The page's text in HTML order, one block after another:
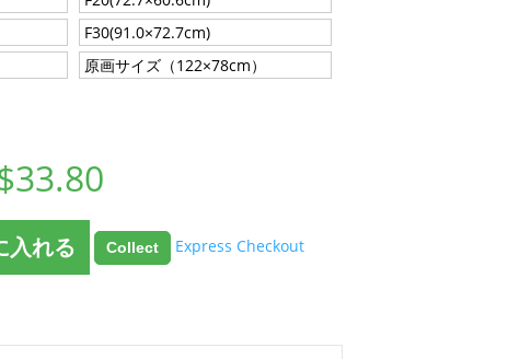
F30(91.0×72.7cm)
原画サイズ（122×78cm）
入れる Express Checkout